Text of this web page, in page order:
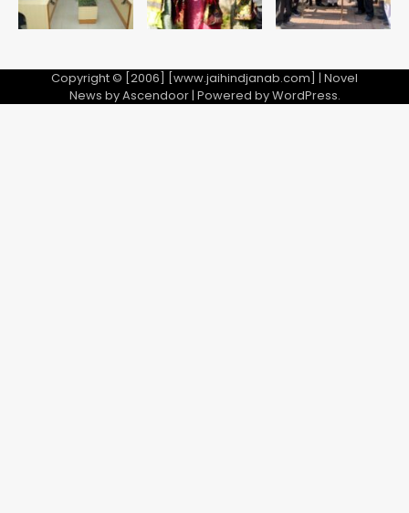
Copyright © [2006] [www.jaihindjanab.com] | Novel
News byAscendoor| Powered byWordPress.